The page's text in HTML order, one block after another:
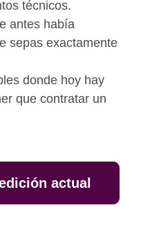
técnicos.
antes había
sepas exactamente
donde hoy hay
que contratar un
actual